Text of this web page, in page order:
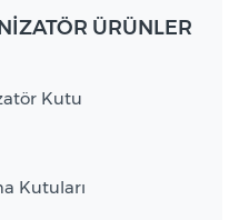
ÜRÜNLER
Kutu
Kutuları